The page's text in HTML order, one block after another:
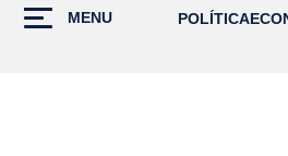
MENU POLÍTICA